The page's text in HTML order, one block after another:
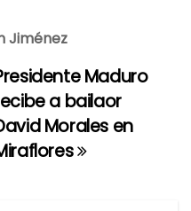
Jiménez
Maduro
a bailaor
Morales en